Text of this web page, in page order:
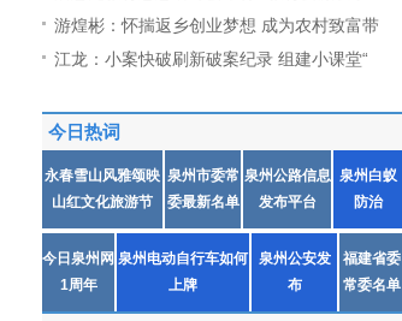
游煌彬：怀揣返乡创业梦想 成为农村致富带
江龙：小案快破刷新破案纪录 组建小课堂“
今日热词
永春雪山风雅颂映
山红文化旅游节
泉州市委常
委最新名单
泉州公路信息
发布平台
泉州白蚁
防治
今日泉州网
1周年
泉州电动自行车如何
上牌
泉州公安发
布
福建省委
常委名单